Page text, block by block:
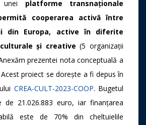
unei platforme transnaționale
cooperarea activă între
din Europa, active în diferite
și creative (5 organizații
prezentei nota conceptuală a
proiect se dorește a fi depus în
CREA-CULT-2023-COOP. Bugetul
de 21.026.883 euro, iar finanțarea
este de 70% din cheltuielile